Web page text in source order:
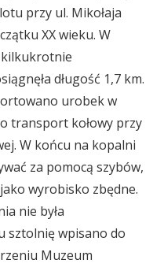
przy ul. Mikołaja
XX wieku. W
długość 1,7 km.
urobek w
transport kołowy przy
W końcu na kopalni
za pomocą szybów,
wyrobisko zbędne.
nie była
sztolnię wpisano do
Muzeum